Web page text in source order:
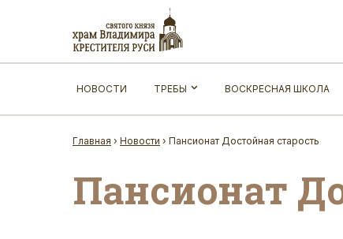
НОВОСТИ ТРЕБЫ ВОСКРЕСНАЯ ШКОЛА
Главная › Новости › Пансионат Достойная старость
Пансионат